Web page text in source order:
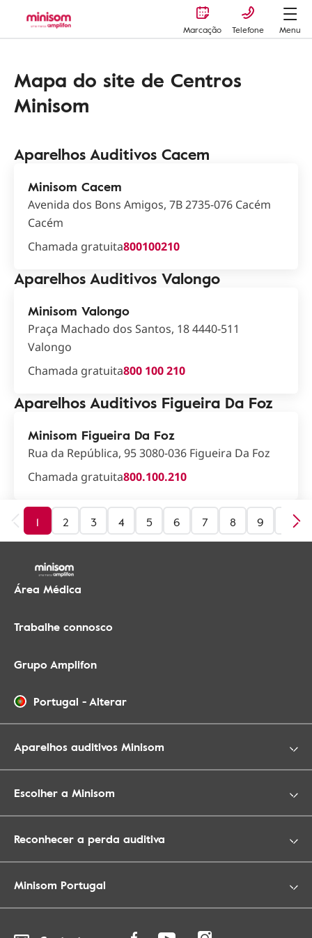
Marcação Telefone Menu
Mapa do site de Centros
Minisom
Aparelhos Auditivos Cacem
Minisom Cacem
Avenida dos Bons Amigos, 7B 2735-076 Cacém
Cacém
Chamada gratuita800100210
Aparelhos Auditivos Valongo
Minisom Valongo
Praça Machado dos Santos, 18 4440-511
Valongo
Chamada gratuita800 100 210
Aparelhos Auditivos Figueira Da Foz
Minisom Figueira Da Foz
Rua da República, 95 3080-036 Figueira Da Foz
Chamada gratuita800.100.210
1 2 3 4 5 6 7 8 9 10
Área Médica
Trabalhe connosco
Grupo Amplifon
Portugal -Alterar
Aparelhos auditivos Minisom
Escolher a Minisom
Reconhecer a perda auditiva
Minisom Portugal